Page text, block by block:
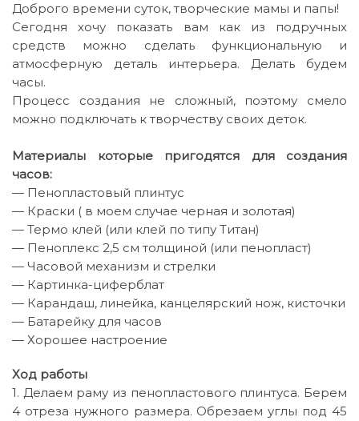
«Часы
настенные
из
подручных
Доброго времени суток, творческие мамы и папы!
Сегодня хочу показать вам как из подручных
средств можно сделать функциональную и
атмосферную деталь интерьера. Делать будем
часы.
Процесс создания не сложный, поэтому смело
можно подключать к творчеству своих деток.
Материалы которые пригодятся для создания
часов:
— Пенопластовый плинтус
— Краски ( в моем случае черная и золотая)
— Термо клей (или клей по типу Титан)
— Пеноплекс 2,5 см толщиной (или пенопласт)
— Часовой механизм и стрелки
— Картинка-циферблат
— Карандаш, линейка, канцелярский нож, кисточки
— Батарейку для часов
— Хорошее настроение
Ход работы
1. Делаем раму из пенопластового плинтуса. Берем
4 отреза нужного размера. Обрезаем углы под 45